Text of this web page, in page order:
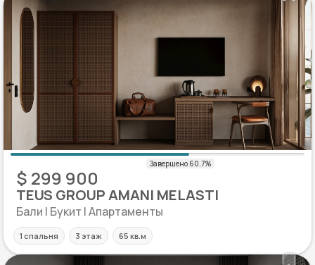
$ 299 900
TEUS GROUP AMANI MELASTI
Бали | Букит | Апартаменты
1 спальня 3 этаж 65 кв.м